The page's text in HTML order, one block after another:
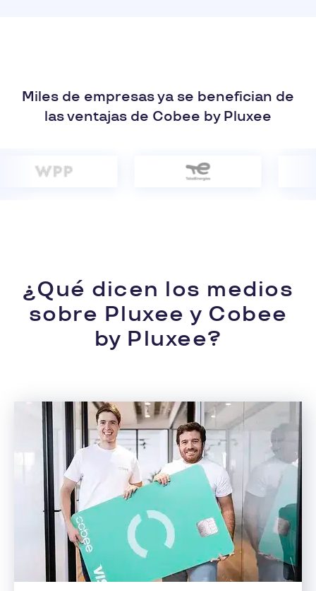
Miles de empresas ya se benefician de
las ventajas de Cobee by Pluxee
¿Qué dicen los medios
sobre Pluxee y Cobee
by Pluxee?